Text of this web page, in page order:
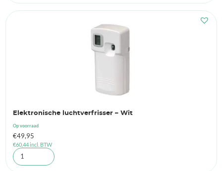
Elektronische luchtverfrisser – Wit
Op voorraad
€49,95
€60,44incl. BTW